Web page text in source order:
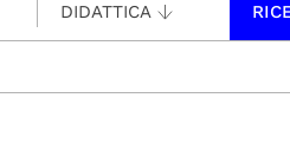
DIDATTICA